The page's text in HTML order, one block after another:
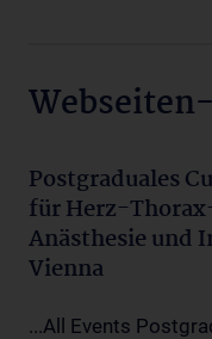
Postgraduales
für Herz-
Anästhesie und
Vienna
...All Events